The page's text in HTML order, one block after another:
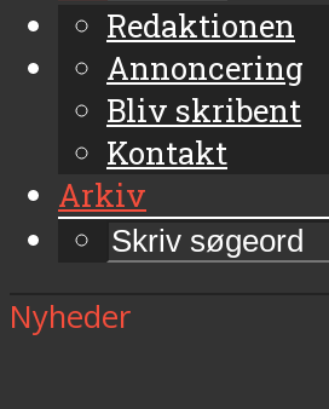
Arkiv
Redaktionen
Annoncering
Bliv skribent
Kontakt
Arkiv
Nyheder